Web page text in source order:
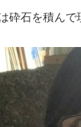
砕石を積んで